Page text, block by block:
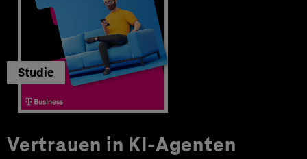
Studie
Vertrauen in KI-Agenten